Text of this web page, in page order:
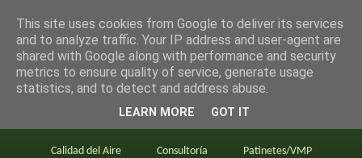
en bici por madrid
Este blog BiciMAD Primeros consejos
Calidad del Aire Consultoría Patinetes/VMP
This site uses cookies from Google to deliver its services
and to analyze traffic. Your IP address and user-agent are
shared with Google along with performance and security
metrics to ensure quality of service, generate usage
statistics, and to detect and address abuse.
LEARN MORE GOT IT